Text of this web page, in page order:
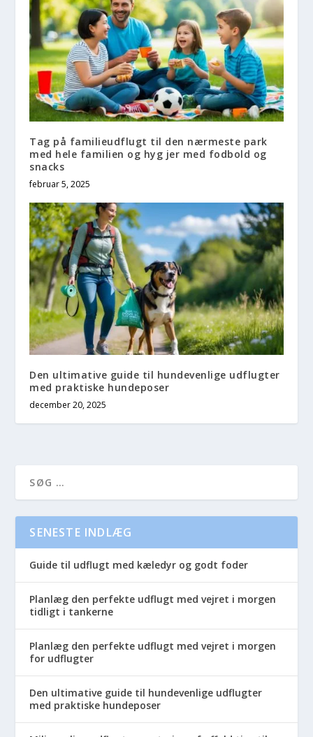
Tag på familieudflugt til den nærmeste park
med hele familien og hyg jer med fodbold og
snacks
februar 5, 2025
Den ultimative guide til hundevenlige udflugter
med praktiske hundeposer
december 20, 2025
SENESTE INDLÆG
Guide til udflugt med kæledyr og godt foder
Planlæg den perfekte udflugt med vejret i morgen
tidligt i tankerne
Planlæg den perfekte udflugt med vejret i morgen
for udflugter
Den ultimative guide til hundevenlige udflugter
med praktiske hundeposer